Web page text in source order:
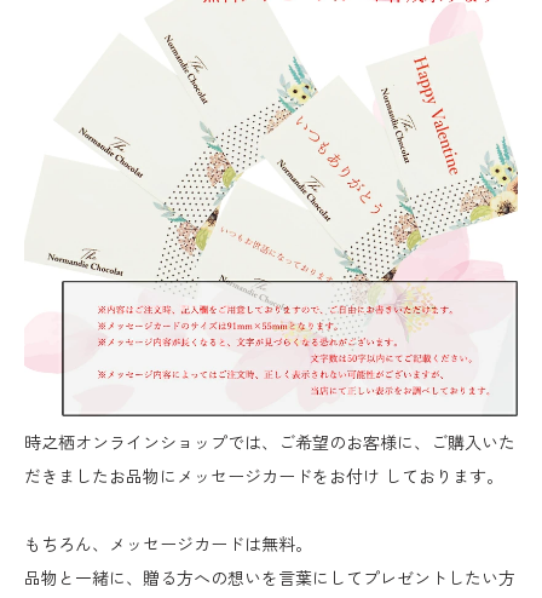
時之栖オンラインショップでは、ご希望のお客様に、ご購入いた
だきましたお品物にメッセージカードをお付け しております。
もちろん、メッセージカードは無料。
品物と一緒に、贈る方への想いを言葉にしてプレゼントしたい方